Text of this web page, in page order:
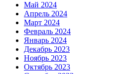
Май 2024
Апрель 2024
Март 2024
Февраль 2024
Январь 2024
Декабрь 2023
Ноябрь 2023
Октябрь 2023